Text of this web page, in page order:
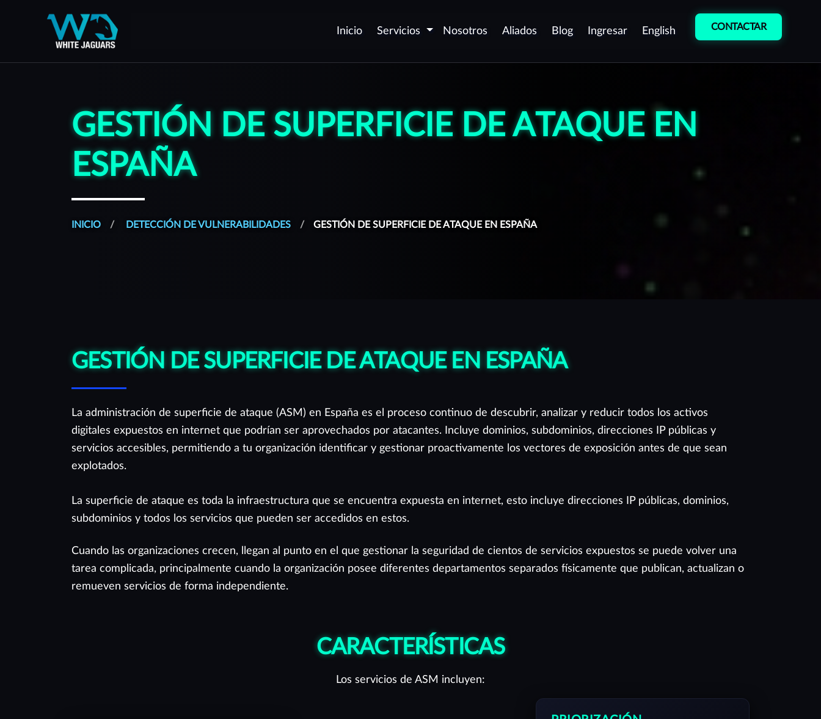
Inicio Servicios
Certificación de
aplicaciones Web y Móvil
Pentest como servicio
continuo (PTaaS)
Nosotros Aliados Blog Ingresar English CONTACTAR
GESTIÓN DE SUPERFICIE DE ATAQUE EN
ESPAÑA
INICIO DETECCIÓN DE VULNERABILIDADES GESTIÓN DE SUPERFICIE DE ATAQUE EN ESPAÑA
GESTIÓN DE SUPERFICIE DE ATAQUE EN ESPAÑA
La administración de superficie de ataque (ASM) en España es el proceso continuo de descubrir, analizar y reducir todos los activos
digitales expuestos en internet que podrían ser aprovechados por atacantes. Incluye dominios, subdominios, direcciones IP públicas y
servicios accesibles, permitiendo a tu organización identificar y gestionar proactivamente los vectores de exposición antes de que sean
explotados.
La superficie de ataque es toda la infraestructura que se encuentra expuesta en internet, esto incluye direcciones IP públicas, dominios,
subdominios y todos los servicios que pueden ser accedidos en estos.
Cuando las organizaciones crecen, llegan al punto en el que gestionar la seguridad de cientos de servicios expuestos se puede volver una
tarea complicada, principalmente cuando la organización posee diferentes departamentos separados físicamente que publican, actualizan o
remueven servicios de forma independiente.
CARACTERÍSTICAS
Los servicios de ASM incluyen: